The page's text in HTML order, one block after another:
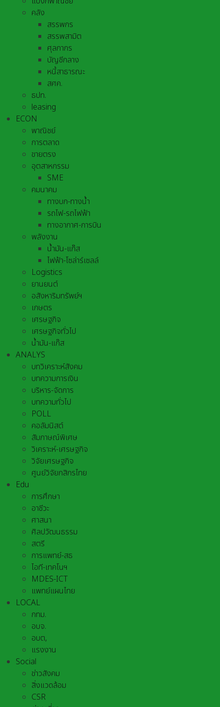
คลัง
สรรพกร
สรรพสามิต
ศุลกากร
บัญชีกลาง
หนี้สาธารณะ
สศค.
ธปท.
leasing
ECON
พาณิชย์
การตลาด
ขายตรง
อุตสาหกรรม
SME
คมนาคม
ทางบก-ทางน้ำ
รถไฟ-รถไฟฟ้า
ทางอากาศ-การบิน
พลังงาน
น้ำมัน-แก๊ส
ไฟฟ้า-โซล่าร์เซลล์
Logistics
ยานยนต์
อสังหาริมทรัพย์ฯ
เกษตร
เศรษฐกิจ
เศรษฐกิจทั่วไป
น้ำมัน-แก๊ส
ANALYS
บทวิเคราะห์สังคม
บทความการเงิน
บริหาร-จัดการ
บทความทั่วไป
POLL
คอลัมนิสต์
สัมภาษณ์พิเศษ
วิเคราะห์-เศรษฐกิจ
วิจัยเศรษฐกิจ
ศูนย์วิจัยกสิกรไทย
Edu
การศึกษา
อาชีวะ
ศาสนา
ศิลปวัฒนธรรม
สตรี
การแพทย์-สธ
ไอที-เทคโนฯ
MDES-ICT
แพทย์แผนไทย
LOCAL
กทม.
อบจ.
อบต,
แรงงาน
Social
ข่าวสังคม
สิ่งแวดล้อม
CSR